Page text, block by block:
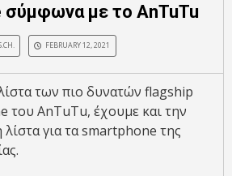
με το AnTuTu
FEBRUARY 12, 2021
των πιο δυνατών flagship
του AnTuTu, έχουμε και την
λίστα για τα smartphone της